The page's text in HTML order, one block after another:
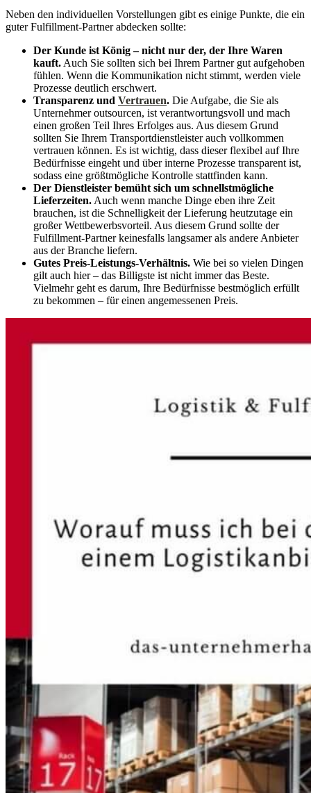
Neben den individuellen Vorstellungen gibt es einige Punkte, die ein
guter Fulfillment-Partner abdecken sollte:
Der Kunde ist König – nicht nur der, der Ihre Waren
kauft. Auch Sie sollten sich bei Ihrem Partner gut aufgehoben
fühlen. Wenn die Kommunikation nicht stimmt, werden viele
Prozesse deutlich erschwert.
Transparenz und Vertrauen. Die Aufgabe, die Sie als
Unternehmer outsourcen, ist verantwortungsvoll und mach
einen großen Teil Ihres Erfolges aus. Aus diesem Grund
sollten Sie Ihrem Transportdienstleister auch vollkommen
vertrauen können. Es ist wichtig, dass dieser flexibel auf Ihre
Bedürfnisse eingeht und über interne Prozesse transparent ist,
sodass eine größtmögliche Kontrolle stattfinden kann.
Der Dienstleister bemüht sich um schnellstmögliche
Lieferzeiten. Auch wenn manche Dinge eben ihre Zeit
brauchen, ist die Schnelligkeit der Lieferung heutzutage ein
großer Wettbewerbsvorteil. Aus diesem Grund sollte der
Fulfillment-Partner keinesfalls langsamer als andere Anbieter
aus der Branche liefern.
Gutes Preis-Leistungs-Verhältnis. Wie bei so vielen Dingen
gilt auch hier – das Billigste ist nicht immer das Beste.
Vielmehr geht es darum, Ihre Bedürfnisse bestmöglich erfüllt
zu bekommen – für einen angemessenen Preis.